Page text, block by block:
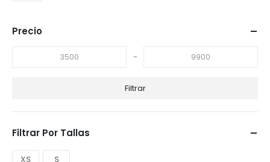
Precio
-
Filtrar
Filtrar Por Tallas
XS S